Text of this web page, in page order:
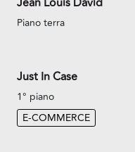
Piano terra
Just In Case
1° piano
E-COMMERCE